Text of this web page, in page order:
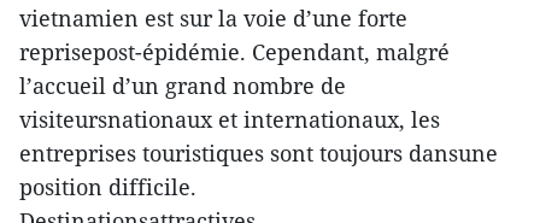
vietnamien est sur la voie d’une forte
reprisepost-épidémie. Cependant, malgré
l’accueil d’un grand nombre de
visiteursnationaux et internationaux, les
entreprises touristiques sont toujours dansune
position difficile.